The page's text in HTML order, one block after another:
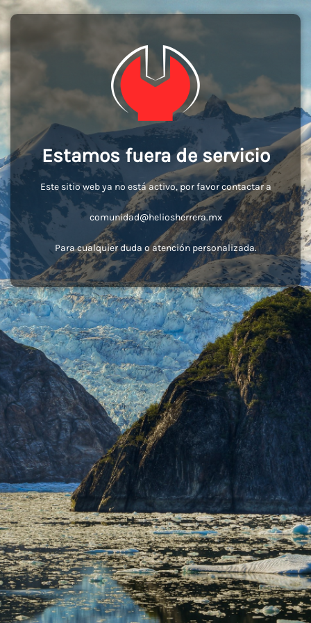
Estamos fuera de servicio
Este sitio web ya no está activo, por favor contactar a
comunidad@heliosherrera.mx
Para cualquier duda o atención personalizada.